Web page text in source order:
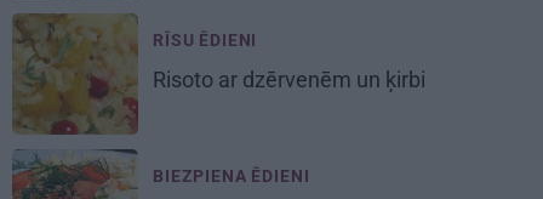
RĪSU ĒDIENI
Risoto ar dzērvenēm un ķirbi
BIEZPIENA ĒDIENI